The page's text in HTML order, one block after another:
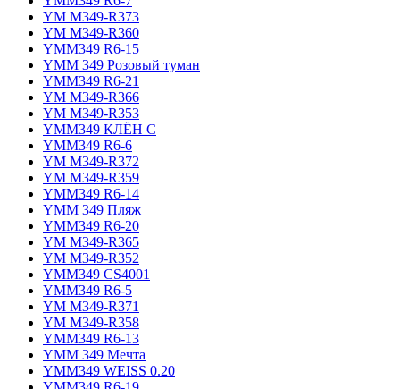
YM M349-R373
YM M349-R360
YMM349 R6-15
YMM 349 Розовый туман
YMM349 R6-21
YM M349-R366
YM M349-R353
YMM349 КЛЁН С
YMM349 R6-6
YM M349-R372
YM M349-R359
YMM349 R6-14
YMM 349 Пляж
YMM349 R6-20
YM M349-R365
YM M349-R352
YMM349 CS4001
YMM349 R6-5
YM M349-R371
YM M349-R358
YMM349 R6-13
YMM 349 Мечта
YMM349 WEISS 0.20